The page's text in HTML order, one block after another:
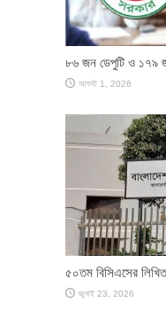
৮৬ জন ডেপুটি ও ১৭৯
আগস্ট 1, 2026
৫০তম বিসিএসের
জুলাই 23, 2026